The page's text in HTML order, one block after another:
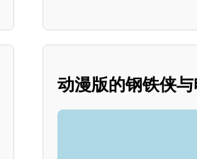
动漫版的钢铁侠